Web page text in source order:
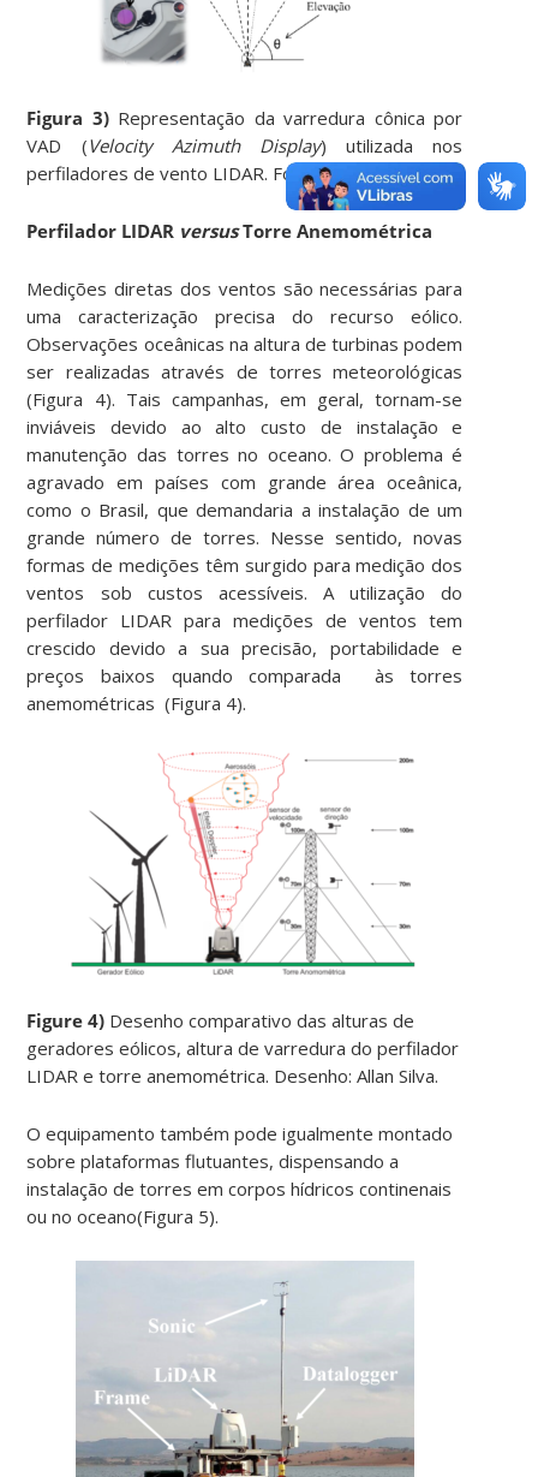
Figura 3)Representação da varredura cônica por
VAD (Velocity Azimuth Display) utilizada nos
perfiladores de vento LIDAR. Fonte: Nassif (2017).
Perfilador LIDAR versusTorre Anemométrica
Medições diretas dos ventos são necessárias para
uma caracterização precisa do recurso eólico.
Observações oceânicas na altura de turbinas podem
ser realizadas através de torres meteorológicas
(Figura 4). Tais campanhas, em geral, tornam-se
inviáveis devido ao alto custo de instalação e
manutenção das torres no oceano. O problema é
agravado em países com grande área oceânica,
como o Brasil, que demandaria a instalação de um
grande número de torres. Nesse sentido, novas
formas de medições têm surgido para medição dos
ventos sob custos acessíveis. A utilização do
perfilador LIDAR para medições de ventos tem
crescido devido a sua precisão, portabilidade e
preços baixos quando comparada às torres
anemométricas (Figura 4).
Figure 4) Desenho comparativo das alturas de
geradores eólicos, altura de varredura do perfilador
LIDAR e torre anemométrica. Desenho: Allan Silva.
O equipamento também pode igualmente montado
sobre plataformas flutuantes, dispensando a
instalação de torres em corpos hídricos continenais
ou no oceano(Figura 5).